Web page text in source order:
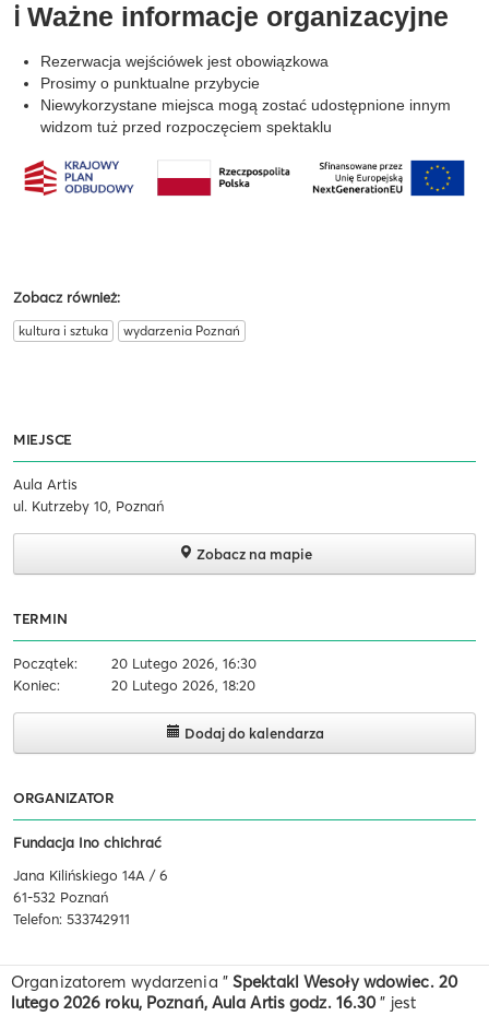
ℹ️ Ważne informacje organizacyjne
Rezerwacja wejściówek jest obowiązkowa
Prosimy o punktualne przybycie
Niewykorzystane miejsca mogą zostać udostępnione innym
widzom tuż przed rozpoczęciem spektaklu
Zobacz również:
kultura i sztuka wydarzenia Poznań
MIEJSCE
Aula Artis
ul. Kutrzeby 10, Poznań
Zobacz na mapie
TERMIN
Początek:
20 Lutego 2026, 16:30
Koniec:
20 Lutego 2026, 18:20
Dodaj do kalendarza
ORGANIZATOR
Fundacja Ino chichrać
Jana Kilińskiego 14A / 6
61-532 Poznań
Telefon: 533742911
Organizatorem wydarzenia " Spektakl Wesoły wdowiec. 20
lutego 2026 roku, Poznań, Aula Artis godz. 16.30" jest